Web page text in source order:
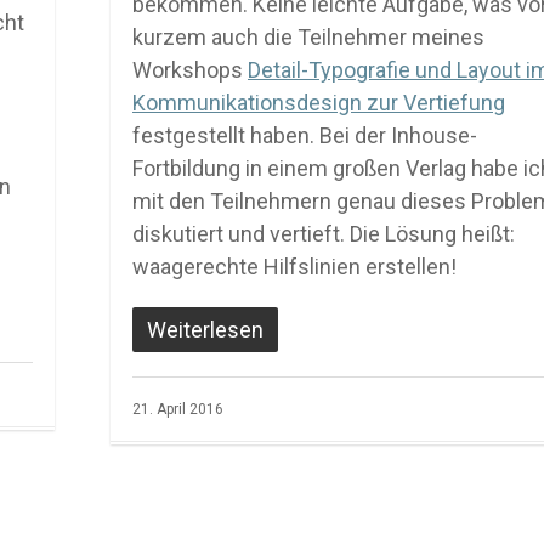
kurzem auch die Teilnehmer meines
Workshops Detail-Typografie und Layout
Kommunikationsdesign zur Vertiefung
festgestellt haben. Bei der Inhouse-
Fortbildung in einem großen Verlag habe
mit den Teilnehmern genau dieses
diskutiert und vertieft. Die Lösung heißt:
waagerechte Hilfslinien erstellen!
Weiterlesen
21. April 2016